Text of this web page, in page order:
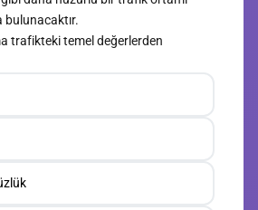
bulunacaktır.
trafikteki temel değerlerden